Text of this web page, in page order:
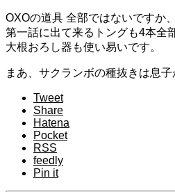
OXOの道具 全部ではないですか
第一話に出て来るトングも4本全
大根おろし器も使い易いです。
まあ、サクランボの種抜きは息
Tweet
Share
Hatena
Pocket
RSS
feedly
Pin it